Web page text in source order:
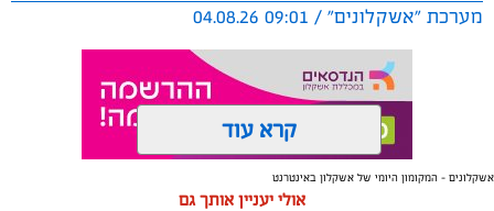
מערכת "אשקלונים" / 09:01 04.08.26
תגים:אשקלון, מרינה
קרא עוד
אשקלונים - המקומון היומי של אשקלון באינטרנט
אולי יעניין אותך גם